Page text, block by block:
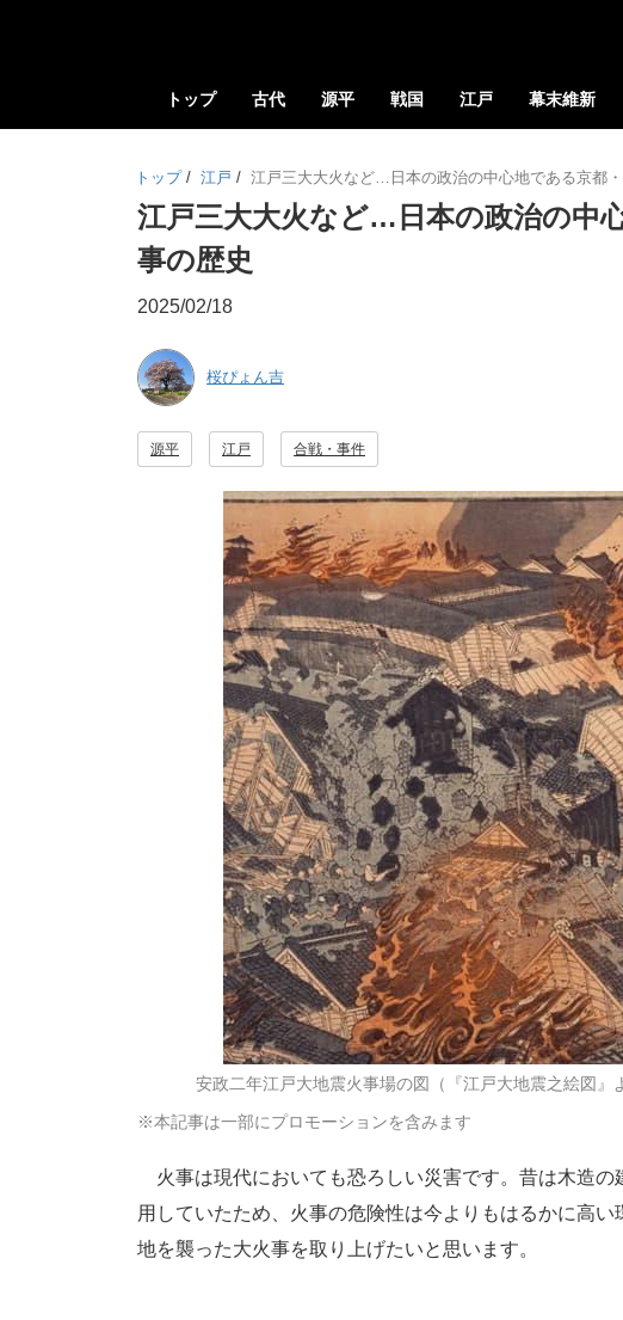
トップ 古代 源平 戦国 江戸 幕末維新
トップ / 江戸 / 江戸三大大火など…日本の政治の中心地である京都
江戸三大大火など…日本の政治の中
事の歴史
2025/02/18
桜ぴょん吉
源平 江戸 合戦・事件
安政二年江戸大地震火事場の図（『江戸大地震之絵図』
※本記事は一部にプロモーションを含みます
火事は現代においても恐ろしい災害です。昔は木造
用していたため、火事の危険性は今よりもはるかに高
地を襲った大火事を取り上げたいと思います。